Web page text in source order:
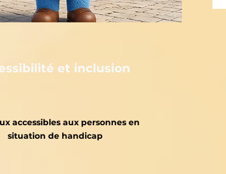
et inclusion
accessibles aux personnes en
situation de handicap